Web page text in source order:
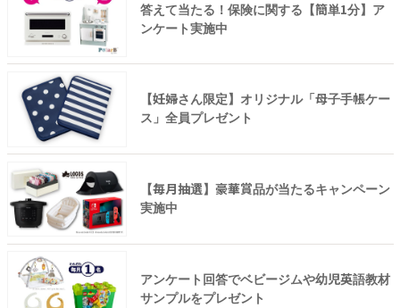
答えて当たる！保険に関する【簡単1分】ア
ンケート実施中
【妊婦さん限定】オリジナル「母子手帳ケー
ス」全員プレゼント
【毎月抽選】豪華賞品が当たるキャンペーン
実施中
アンケート回答でベビージムや幼児英語教材
サンプルをプレゼント